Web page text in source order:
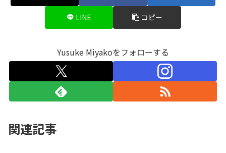
LINE コピー
Yusuke Miyakoをフォローする
関連記事